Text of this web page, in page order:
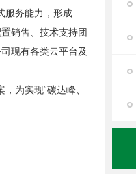
服务能力，形成
销售、技术支持团
现有各类云平台及
为实现“碳达峰、